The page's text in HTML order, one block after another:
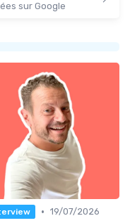
sur Google
• 19/07/2026